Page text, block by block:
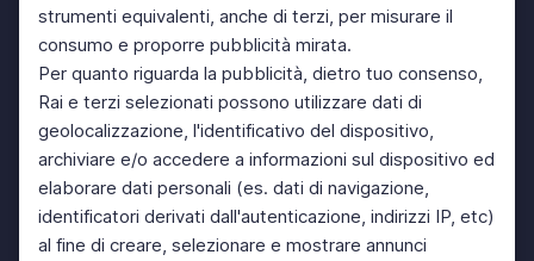
strumenti equivalenti, anche di terzi, per misurare il
consumo e proporre pubblicità mirata.
Per quanto riguarda la pubblicità, dietro tuo consenso,
Rai e terzi selezionati possono utilizzare dati di
geolocalizzazione, l'identificativo del dispositivo,
archiviare e/o accedere a informazioni sul dispositivo ed
elaborare dati personali (es. dati di navigazione,
identificatori derivati dall'autenticazione, indirizzi IP, etc)
al fine di creare, selezionare e mostrare annunci